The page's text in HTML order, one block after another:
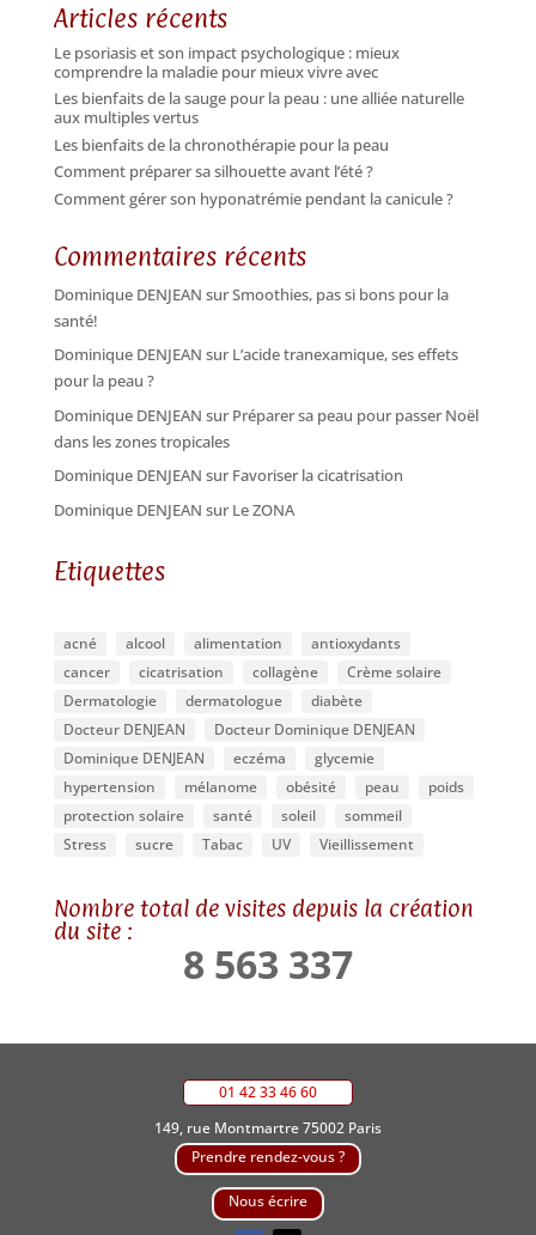
Articles récents
Le psoriasis et son impact psychologique : mieux
comprendre la maladie pour mieux vivre avec
Les bienfaits de la sauge pour la peau : une alliée naturelle
aux multiples vertus
Les bienfaits de la chronothérapie pour la peau
Comment préparer sa silhouette avant l’été ?
Comment gérer son hyponatrémie pendant la canicule ?
Commentaires récents
Dominique DENJEAN surSmoothies, pas si bons pour la
santé!
Dominique DENJEAN surL’acide tranexamique, ses effets
pour la peau ?
Dominique DENJEAN surPréparer sa peau pour passer Noël
dans les zones tropicales
Dominique DENJEAN surFavoriser la cicatrisation
Dominique DENJEAN surLe ZONA
Etiquettes
acné alcool alimentation
antioxydants
cancer
cicatrisation collagène
Crème solaire
Dermatologie
dermatologue
diabète
Docteur DENJEAN
Docteur Dominique DENJEAN
Dominique DENJEAN
eczéma
glycemie
hypertension
mélanome obésité peau
poids
protection solaire
santé soleil
sommeil
Stress
sucre Tabac UV Vieillissement
Nombre total de visites depuis la création
du site :
8 563 337
01 42 33 46 60
149, rue Montmartre 75002 Paris
Prendre rendez-vous ?
Nous écrire